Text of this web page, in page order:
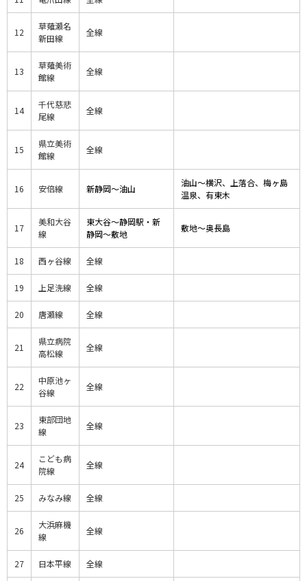
12
草薙瀬名
新田線
全線
13
草薙美術
館線
全線
14
千代慈悲
尾線
全線
15
県立美術
館線
全線
16 安倍線 新静岡～油山
油山～横沢、上落合、梅ヶ島
温泉、有東木
17
美和大谷
線
東大谷～静岡駅・新
静岡～敷地
敷地～奥長島
18 西ヶ谷線 全線
19 上足洗線 全線
20 唐瀬線 全線
21
県立病院
高松線
全線
22
中原池ヶ
谷線
全線
23
東部団地
線
全線
24
こども病
院線
全線
25 みなみ線 全線
26
大浜麻機
線
全線
27 日本平線 全線